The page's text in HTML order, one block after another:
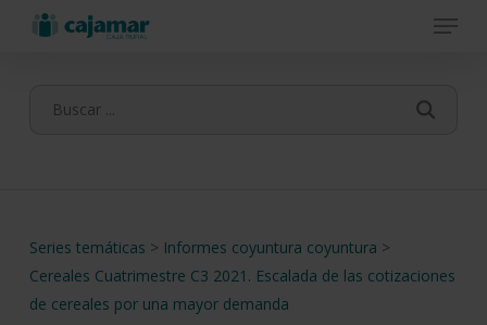
Menu
Series temáticas > Informes coyuntura coyuntura >
Cereales Cuatrimestre C3 2021. Escalada de las cotizaciones
de cereales por una mayor demanda